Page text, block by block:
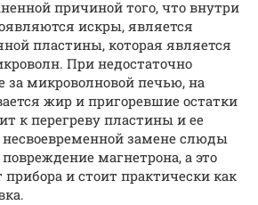
причиной того, что внутри
искры, является
пластины, которая является
При недостаточно
за микроволновой печью, на
жир и пригоревшие остатки
к перегреву пластины и ее
замене слюды
магнетрона, а это
и стоит практически как